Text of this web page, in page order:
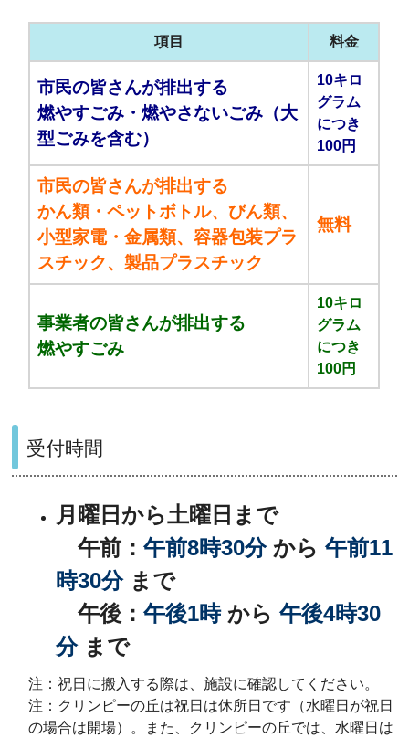
項目 料金
市民の皆さんが排出する
燃やすごみ・燃やさないごみ（大
型ごみを含む）
10キロ
グラム
につき
100円
市民の皆さんが排出する
かん類・ペットボトル、びん類、
小型家電・金属類、容器包装プラ
スチック、製品プラスチック
無料
事業者の皆さんが排出する
燃やすごみ
10キロ
グラム
につき
100円
受付時間
月曜日から土曜日まで
午前：午前8時30分 から午前11
時30分 まで
午後：午後1時 から午後4時30
分 まで
注：祝日に搬入する際は、施設に確認してください。
注：クリンピーの丘は祝日は休所日です（水曜日が祝日
の場合は開場）。また、クリンピーの丘では、水曜日は